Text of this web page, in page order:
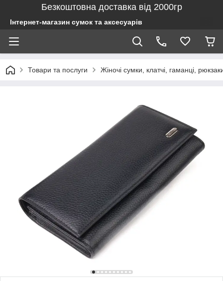
Безкоштовна доставка від 2000гр
Інтернет-магазин сумок та аксесуарів
Товари та послуги Жіночі сумки, клатчі, гаманці,